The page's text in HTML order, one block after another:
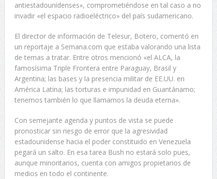
antiestadounidenses», comprometiéndose en tal caso a no
invadir «el espacio radioeléctrico» del país sudamericano.
El director de información de Telesur, Botero, comentó en
un reportaje a Semana.com que estaba valorando una lista
de temas a tratar. Entre otros mencionó «el ALCA, la
famosísima Triple Frontera entre Paraguay, Brasil y
Argentina; las bases y la presencia militar de EE.UU. en
América Latina; las torturas e impunidad en Guantánamo;
tenemos también lo que llamamos la deuda eterna».
Con semejante agenda y puntos de vista se puede
pronosticar sin riesgo de error que la agresividad
estadounidense hacia el poder constituido en Venezuela
pegará un salto. En esa tarea Bush no estará solo pues,
aunque minoritarios, cuenta con amigos propietarios de
medios en todo el continente.